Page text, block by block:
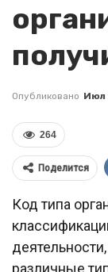
Опубликовано Июл
264
Поделится
Код типа
различные